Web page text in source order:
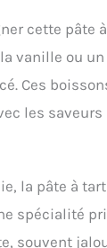
cette pâte
vanille ou
Ces
les saveurs
la pâte à
spécialité
souvent